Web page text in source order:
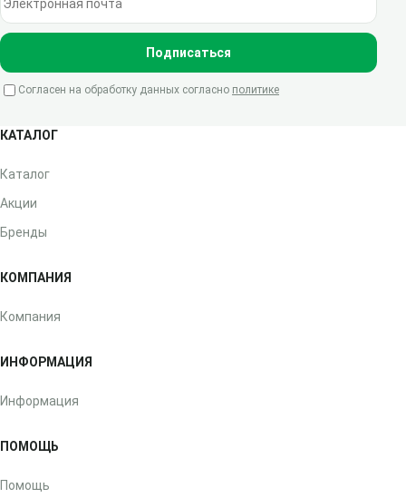
Подписаться
Согласен на обработку данных согласно политике
КАТАЛОГ
Каталог
Акции
Бренды
КОМПАНИЯ
Компания
ИНФОРМАЦИЯ
Информация
ПОМОЩЬ
Помощь